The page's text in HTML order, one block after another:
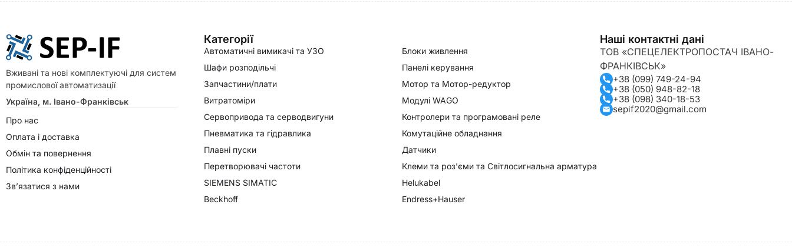
Вживані та нові комплектуючі для систем
промислової автоматизації
Україна, м. Івано-Франківськ
Про нас
Оплата і доставка
Обмін та повернення
Політика конфіденційності
Зв’язатися з нами
Категорії
Автоматичні вимикачі та УЗО
Шафи розподільчі
Запчастини/плати
Витратоміри
Сервопривода та серводвигуни
Пневматика та гідравлика
Плавні пуски
Перетворювачі частоти
SIEMENS SIMATIC
Beckhoff
Блоки живлення
Панелі керування
Мотор та Мотор-редуктор
Модулі WAGO
Контролери та програмовані реле
Комутаційне обладнання
Датчики
Клеми та роз'єми та Світлосигнальна арматура
Helukabel
Endress+Hauser
Наші контактні дані
ТОВ «СПЕЦЕЛЕКТРОПОСТАЧ ІВАНО-
ФРАНКІВСЬК»
+38 (099) 749-24-94
+38 (050) 948-82-18
+38 (098) 340-18-53
sepif2020@gmail.com